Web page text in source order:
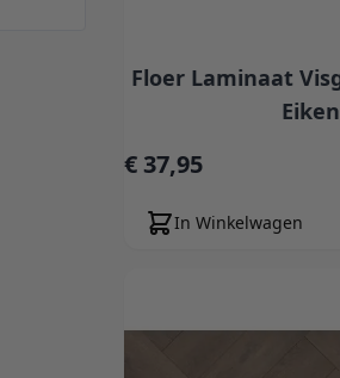
Floer Laminaat
Eiken
€ 37,95
In Winkelwagen